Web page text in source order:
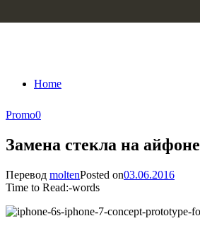
Home
Promo0
Замена стекла на айфоне
Перевод moltenPosted on03.06.2016
Time to Read:-words